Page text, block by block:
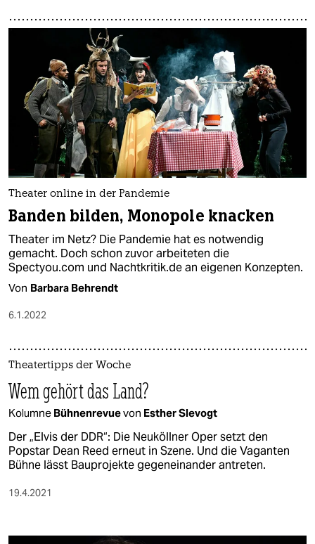
Theater online in der Pandemie
Banden bilden, Monopole knacken
Theater im Netz? Die Pandemie hat es notwendig
gemacht. Doch schon zuvor arbeiteten die
Spectyou.com und Nachtkritik.de an eigenen Konzepten.
Von Barbara Behrendt
6.1.2022
Theatertipps der Woche
Wem gehört das Land?
Kolumne Bühnenrevuevon Esther Slevogt
Der „Elvis der DDR“: Die Neuköllner Oper setzt den
Popstar Dean Reed erneut in Szene. Und die Vaganten
Bühne lässt Bauprojekte gegeneinander antreten.
19.4.2021